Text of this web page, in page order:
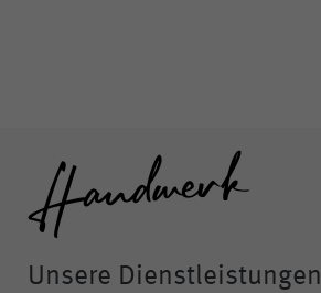
Unsere Dienstleistungen